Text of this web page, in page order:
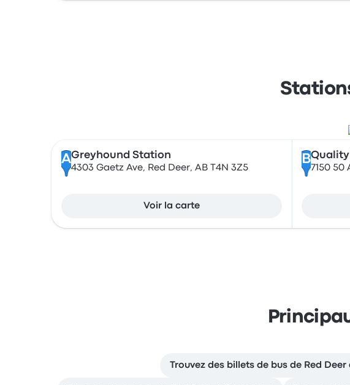
AGreyhound Station
4303 Gaetz Ave, Red Deer, AB T4N 3Z5
Voir la carte
BQuality
7150 50
Trouvez des billets de bus de Red